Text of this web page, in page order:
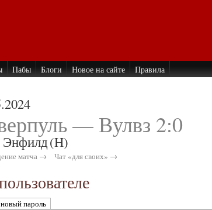
Пабы Блоги Новое на сайте Правила
— Вулвз 2:0
Энфилд(H)
матча → Чат «для своих» →
пароль